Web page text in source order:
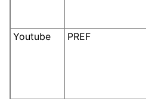
Youtube
PREF